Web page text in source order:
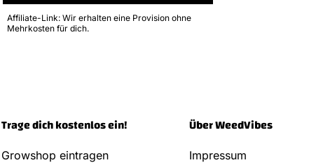
Affiliate-Link: Wir erhalten eine Provision ohne
Mehrkosten für dich.
Trage dich kostenlos ein!
Growshop eintragen
Über WeedVibes
Impressum